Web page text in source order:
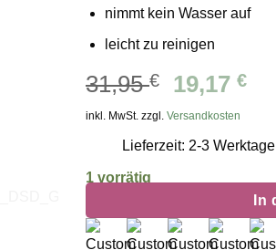
nimmt kein Wasser auf
leicht zu reinigen
31,95€
Preis
31,95 €
19,17 €
inkl. MwSt. zzgl. Versandkosten
Lieferzeit: 2-3 Werktage
1 vorrätig
In